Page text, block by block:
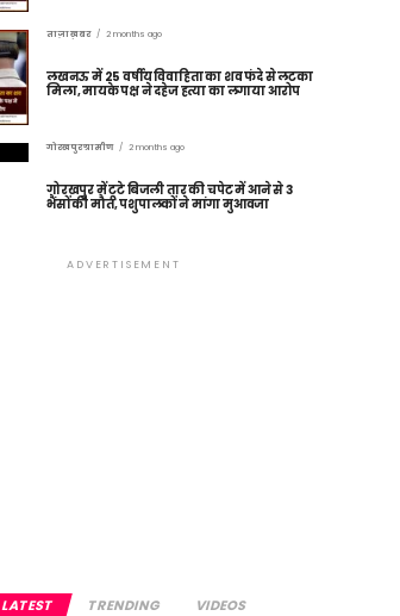
ताज़ा ख़बर 2 months ago
लखनऊ में 25 वर्षीय विवाहिता का शव फंदे से लटका
मिला, मायके पक्ष ने दहेज हत्या का लगाया आरोप
गोरखपुर ग्रामीण 2 months ago
गोरखपुर में टूटे बिजली तार की चपेट में आने से 3
भैंसों की मौत, पशुपालकों ने मांगा मुआवजा
ADVERTISEMENT
LATEST TRENDING VIDEOS